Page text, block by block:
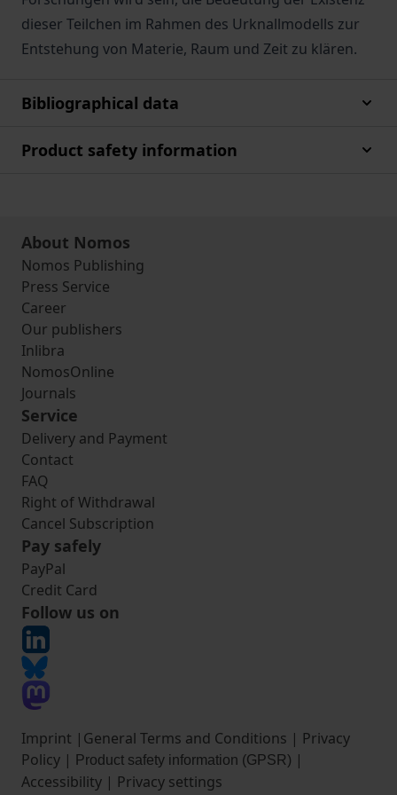
dieser Teilchen im Rahmen des Urknallmodells zur
Entstehung von Materie, Raum und Zeit zu klären.
Bibliographical data
Product safety information
About Nomos
Nomos Publishing
Press Service
Career
Our publishers
Inlibra
NomosOnline
Journals
Service
Delivery and Payment
Contact
FAQ
Right of Withdrawal
Cancel Subscription
Pay safely
PayPal
Credit Card
Follow us on
Imprint | General Terms and Conditions | Privacy
Policy | Product safety information (GPSR) |
Accessibility | Privacy settings